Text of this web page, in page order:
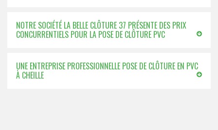
NOTRE SOCIÉTÉ LA BELLE CLÔTURE 37 PRÉSENTE DES PRIX
CONCURRENTIELS POUR LA POSE DE CLÔTURE PVC
UNE ENTREPRISE PROFESSIONNELLE POSE DE CLÔTURE EN PVC
À CHEILLE